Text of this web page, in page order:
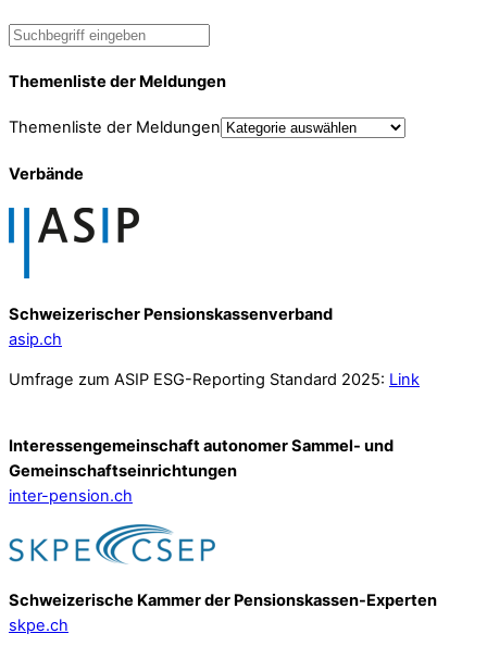
Themenliste der Meldungen
Themenliste der Meldungen
Verbände
Schweizerischer Pensionskassenverband
asip.ch
Umfrage zum ASIP ESG-Reporting Standard 2025: Link
Interessengemeinschaft autonomer Sammel- und
Gemeinschafts­einrichtungen
inter-pension.ch
Schweizerische Kammer der Pensionskassen-Experten
skpe.ch